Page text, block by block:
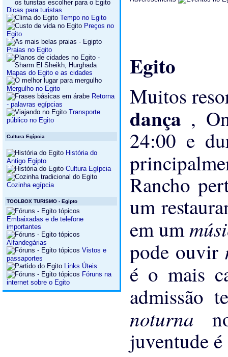
Dicas para turistas
Tempo no Egito
Preços no
Egito
Praias no Egito
Mapas do Egito e as cidades
Mergulho no Egito
Retorna
- palavras egípcias
Transporte
público no Egito
Cultura Egípcia
História do
Antigo Egipto
Cultura Egípcia
Cozinha egípcia
TOOLBOX TURISMO - Egipto
Embaixadas e de telefone
importantes
Alfandegárias
Vistos e
passaportes
Links Úteis
Fóruns na
internet sobre o Egito
Egito
Muitos
dança ,
24:00 e
Rancho
um
em um
pode ouvir
é o mais
admissão
noturna
juventude